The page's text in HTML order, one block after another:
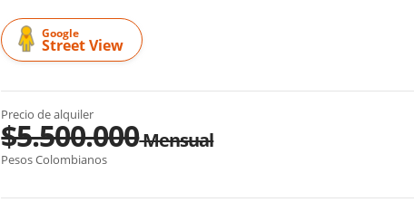
Google
Street View
Precio de alquiler
$5.500.000Mensual
Pesos Colombianos